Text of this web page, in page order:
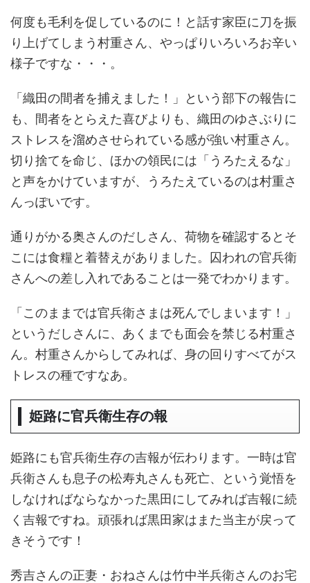
何度も毛利を促しているのに！と話す家臣に刀を振
り上げてしまう村重さん、やっぱりいろいろお辛い
様子ですな・・・。
「織田の間者を捕えました！」という部下の報告に
も、間者をとらえた喜びよりも、織田のゆさぶりに
ストレスを溜めさせられている感が強い村重さん。
切り捨てを命じ、ほかの領民には「うろたえるな」
と声をかけていますが、うろたえているのは村重さ
んっぽいです。
通りがかる奥さんのだしさん、荷物を確認するとそ
こには食糧と着替えがありました。囚われの官兵衛
さんへの差し入れであることは一発でわかります。
「このままでは官兵衛さまは死んでしまいます！」
というだしさんに、あくまでも面会を禁じる村重さ
ん。村重さんからしてみれば、身の回りすべてがス
トレスの種ですなあ。
姫路に官兵衛生存の報
姫路にも官兵衛生存の吉報が伝わります。一時は官
兵衛さんも息子の松寿丸さんも死亡、という覚悟を
しなければならなかった黒田にしてみれば吉報に続
く吉報ですね。頑張れば黒田家はまた当主が戻って
きそうです！
秀吉さんの正妻・おねさんは竹中半兵衛さんのお宅